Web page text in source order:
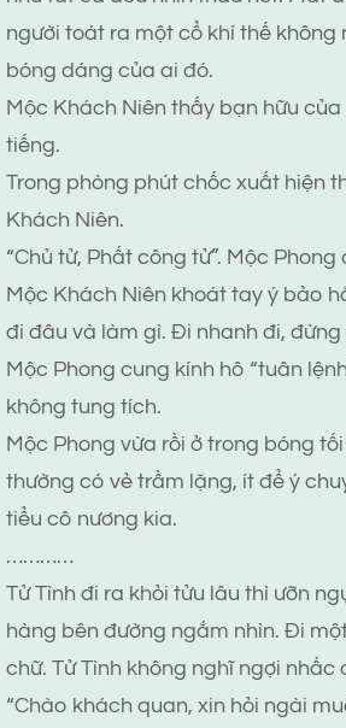
người toát ra một cổ khí thế không
bóng dáng của ai đó.
Mộc Khách Niên thấy bạn hữu
tiếng.
Trong phòng phút chốc xuất hiện
Khách Niên.
“Chủ tử, Phất công tử”. Mộc
Mộc Khách Niên khoát tay ý bảo
đi đâu và làm gì. Đi nhanh đi, đừng
Mộc Phong cung kính hô “tuân
không tung tích.
Mộc Phong vừa rồi ở trong bóng
thường có vẻ trầm lặng, ít để ý
tiểu cô nương kia.
…………
Tử Tình đi ra khỏi tửu lâu thì ưỡn
hàng bên đường ngắm nhìn. Đi
chữ. Tử Tình không nghĩ ngợi nhấc
“Chào khách quan, xin hỏi ngài